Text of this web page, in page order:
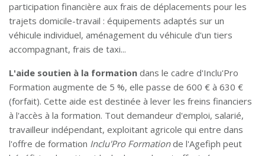
participation financière aux frais de déplacements pour les
trajets domicile-travail : équipements adaptés sur un
véhicule individuel, aménagement du véhicule d'un tiers
accompagnant, frais de taxi...
L'aide soutien à la formation dans le cadre d'Inclu'Pro
Formation augmente de 5 %, elle passe de 600 € à 630 €
(forfait). Cette aide est destinée à lever les freins financiers
à l'accès à la formation. Tout demandeur d'emploi, salarié,
travailleur indépendant, exploitant agricole qui entre dans
l'offre de formation Inclu'Pro Formationde l'Agefiph peut